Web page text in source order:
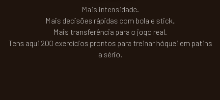
Mais intensidade.
Mais decisões rápidas com bola e stick.
Mais transferência para o jogo real.
Tens aqui 200 exercícios prontos para treinar hóquei em patins
a sério.